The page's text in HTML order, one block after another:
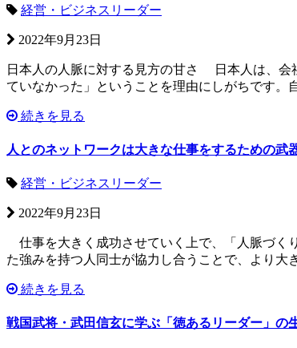
経営・ビジネスリーダー
2022年9月23日
日本人の人脈に対する見方の甘さ 日本人は、会
ていなかった」ということを理由にしがちです。
続きを見る
人とのネットワークは大きな仕事をするための武
経営・ビジネスリーダー
2022年9月23日
仕事を大きく成功させていく上で、「人脈づく
た強みを持つ人同士が協力し合うことで、より大
続きを見る
戦国武将・武田信玄に学ぶ「徳あるリーダー」の